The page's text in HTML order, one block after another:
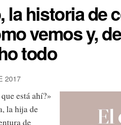
la historia de
vemos y,
todo
2017
está ahí?»
la hija de
de